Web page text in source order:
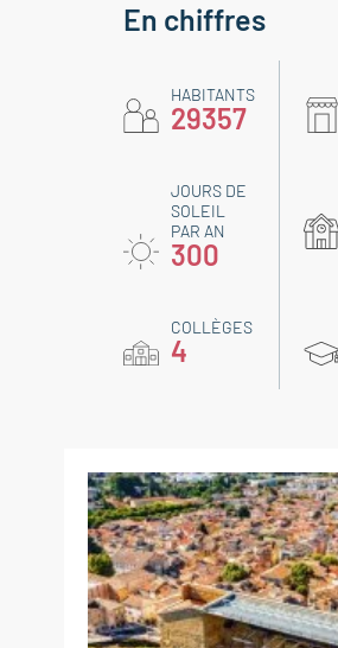
En chiffres
HABITANTS
29357
JOURS DE
SOLEIL
PAR AN
300
COLLÈGES
4